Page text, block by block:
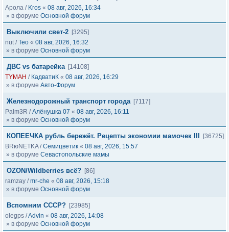
Арола / Kros « 08 авг, 2026, 16:34
» в форуме Основной форум
Выключили свет-2 [3295]
nut/Тео « 08 авг, 2026, 16:32
» в форуме Основной форум
ДВС vs батарейка [14108]
TYMAH / КадватиК « 08 авг, 2026, 16:29
» в форуме Авто-Форум
Железнодорожный транспорт города [7117]
Palm3R /Алёнушка 07 « 08 авг, 2026, 16:11
» в форуме Основной форум
КОПЕЕЧКА рубль бережёт. Рецепты экономии мамочек III
[36725]
BRюNETKA/Семицветик « 08 авг, 2026, 15:57
» в форуме Севастопольские мамы
OZON/Wildberries всё? [86]
ramzay /mr-che « 08 авг, 2026, 15:18
» в форуме Основной форум
Вспомним СССР? [23985]
olegps /Advin « 08 авг, 2026, 14:08
» в форуме Основной форум